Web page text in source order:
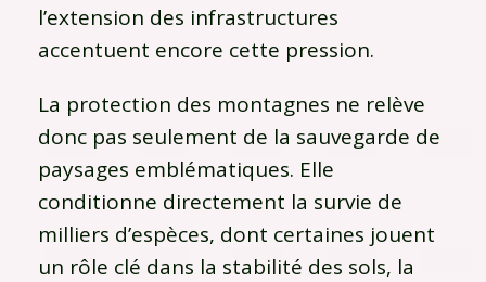
l’extension des infrastructures
accentuent encore cette pression.
La protection des montagnes ne relève
donc pas seulement de la sauvegarde de
paysages emblématiques. Elle
conditionne directement la survie de
milliers d’espèces, dont certaines jouent
un rôle clé dans la stabilité des sols, la